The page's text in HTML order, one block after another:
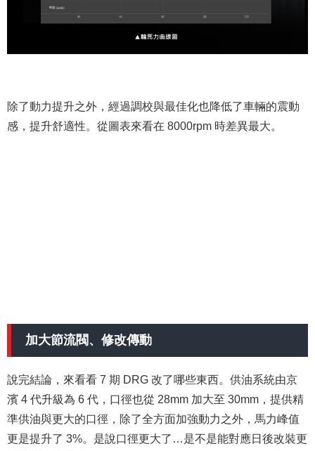
除了動力提升之外，經過調校與最佳化也降低了車輛的震動
感，提升舒適性。從圖表來看在 8000rpm 時差異最大。
加大節流閥、修改傳動
說完結論，來看看 7 期 DRG 改了哪些東西。供油系統由京
濱 4 代升級為 6 代，口徑也從 28mm 加大至 30mm，提供精
準供油與更大的口徑，除了全方面加強動力之外，馬力峰值
更是提升了 3%。是說口徑更大了…是不是能對應日後改裝更